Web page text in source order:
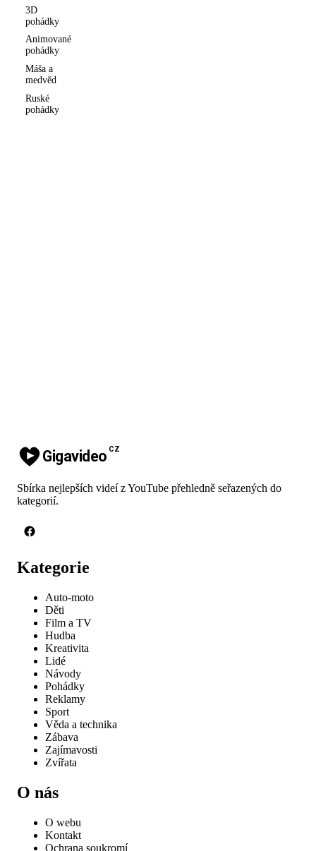
3D
pohádky
Animované
pohádky
Máša a
medvěd
Ruské
pohádky
Gigavideo CZ
Sbírka nejlepších videí z YouTube přehledně seřazených do
kategorií.
Kategorie
Auto-moto
Děti
Film a TV
Hudba
Kreativita
Lidé
Návody
Pohádky
Reklamy
Sport
Věda a technika
Zábava
Zajímavosti
Zvířata
O nás
O webu
Kontakt
Ochrana soukromí